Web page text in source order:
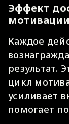
Эффект
мотивации
Каждое
результат.
цикл
усиливает
помогает